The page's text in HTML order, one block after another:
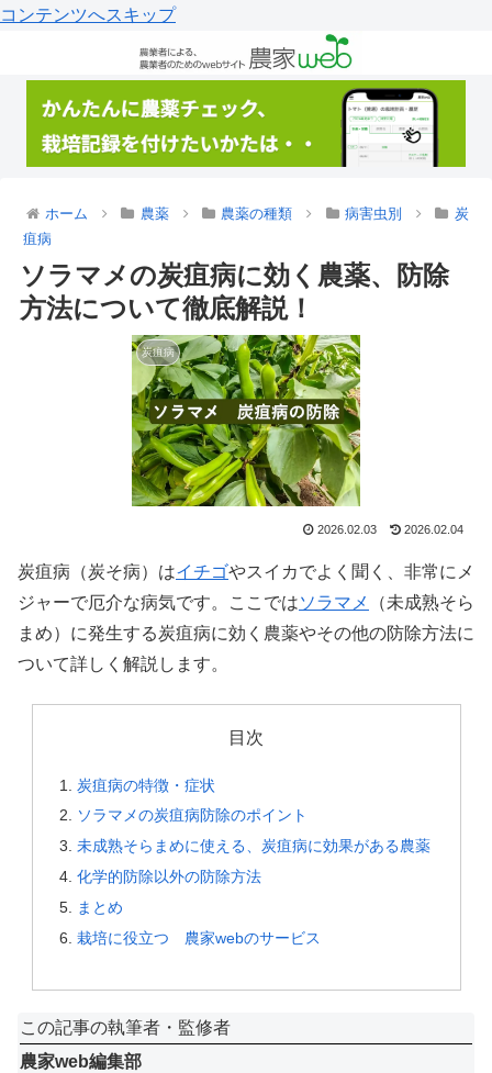
コンテンツへスキップ
ホーム 農薬 農薬の種類 病害虫別
炭
疽病
ソラマメの炭疽病に効く農薬、防除
方法について徹底解説！
炭疽病
2026.02.03 2026.02.04
炭疽病（炭そ病）はイチゴやスイカでよく聞く、非常にメ
ジャーで厄介な病気です。ここではソラマメ
（未成熟そら
まめ）に発生する炭疽病に効く農薬やその他の防除方法に
ついて詳しく解説します。
目次
炭疽病の特徴・症状
ソラマメの炭疽病防除のポイント
未成熟そらまめに使える、炭疽病に効果がある農薬
化学的防除以外の防除方法
まとめ
栽培に役立つ 農家webのサービス
この記事の執筆者・監修者
農家web編集部